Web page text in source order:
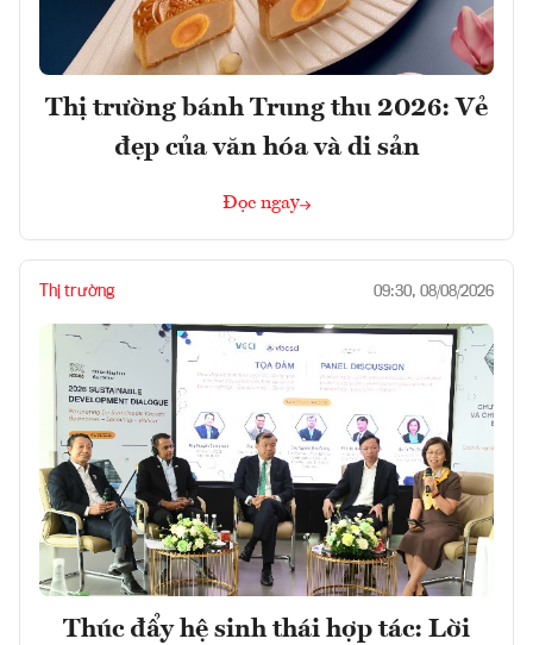
Thị trường bánh Trung thu 2026: Vẻ
đẹp của văn hóa và di sản
Đọc ngay
Thị trường 09:30, 08/08/2026
Thúc đẩy hệ sinh thái hợp tác: Lời